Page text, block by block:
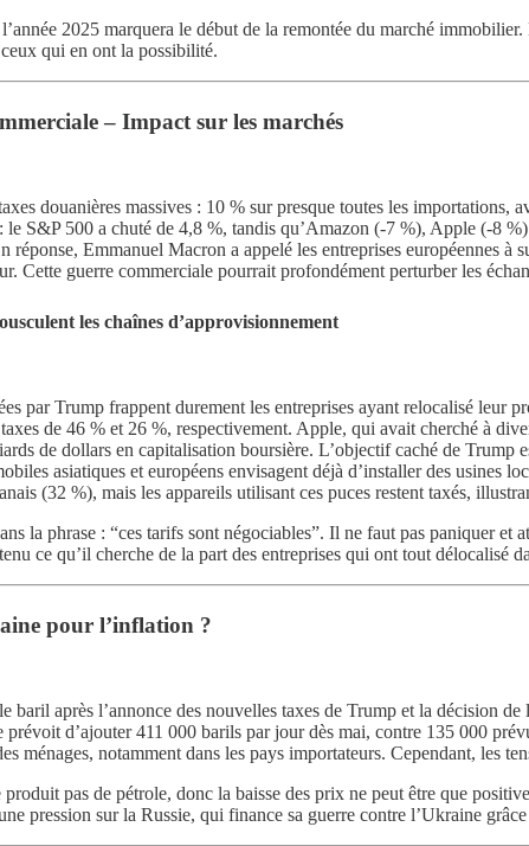
2025 marquera le début de la remontée du marché
qui en ont la possibilité.
– Impact sur les marchés
douanières massives : 10 % sur presque toutes les
S&P 500 a chuté de 4,8 %, tandis qu’Amazon (-7 %), Apple (-8
réponse, Emmanuel Macron a appelé les entreprises européennes
Cette guerre commerciale pourrait profondément perturber les
les chaînes d’approvisionnement
par Trump frappent durement les entreprises ayant relocalisé
de 46 % et 26 %, respectivement. Apple, qui avait cherché à
de dollars en capitalisation boursière. L’objectif caché de
asiatiques et européens envisagent déjà d’installer des usines
(32 %), mais les appareils utilisant ces puces restent taxés,
la phrase : “ces tarifs sont négociables”. Il ne faut pas paniquer et
ce qu’il cherche de la part des entreprises qui ont tout délocalisé
pour l’inflation ?
baril après l’annonce des nouvelles taxes de Trump et la décision
d’ajouter 411 000 barils par jour dès mai, contre 135 000
ménages, notamment dans les pays importateurs. Cependant, les
pas de pétrole, donc la baisse des prix ne peut être que
pression sur la Russie, qui finance sa guerre contre l’Ukraine